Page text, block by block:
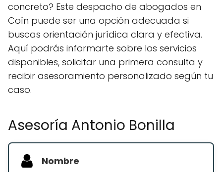
concreto? Este despacho de abogados en
Coín puede ser una opción adecuada si
buscas orientación jurídica clara y efectiva.
Aquí podrás informarte sobre los servicios
disponibles, solicitar una primera consulta y
recibir asesoramiento personalizado según tu
caso.
Asesoría Antonio Bonilla
Nombre